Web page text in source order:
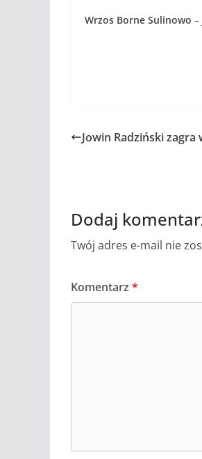
Wrzos Borne Sulinowo
Jowin Radziński zagra
Dodaj
Twój adres e-mail nie
Komentarz *